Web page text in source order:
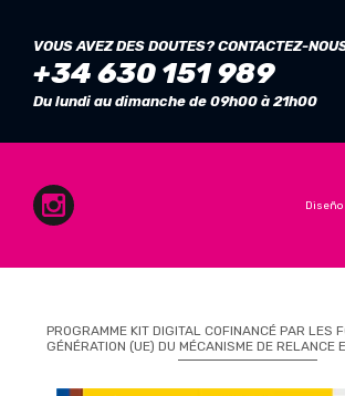
VOUS AVEZ DES DOUTES? CONTACTEZ-
+34 630 151 989
Du lundi au dimanche de 09h00 à 21h00
Diseño
PROGRAMME KIT DIGITAL COFINANCÉ PAR LES
GÉNÉRATION (UE) DU MÉCANISME DE RELANCE